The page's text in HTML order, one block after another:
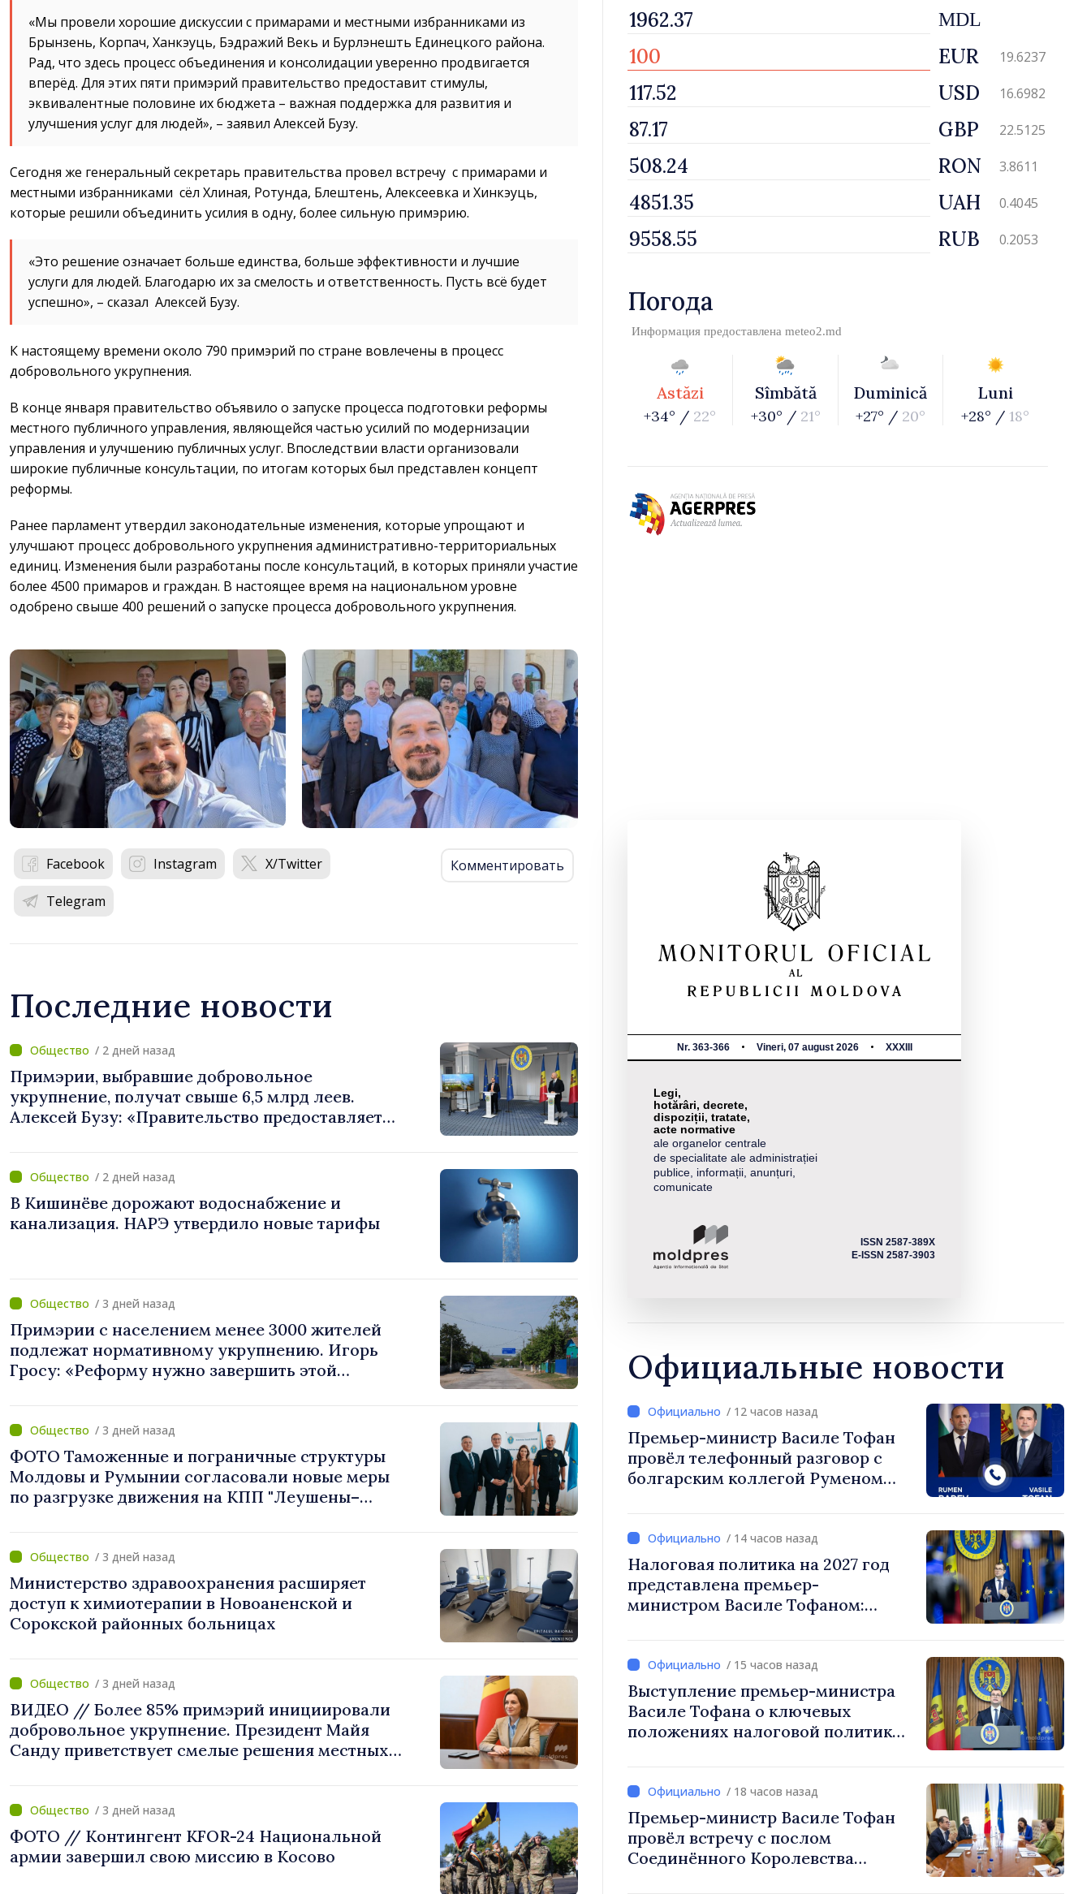
«Мы провели хорошие дискуссии с примарами и местными избранниками из
Брынзень, Корпач, Ханкэуць, Бэдражий Векь и Бурлэнешть Единецкого района.
Рад, что здесь процесс объединения и консолидации уверенно продвигается
вперёд. Для этих пяти примэрий правительство предоставит стимулы,
эквивалентные половине их бюджета – важная поддержка для развития и
улучшения услуг для людей», – заявил Алексей Бузу.
Сегодня же генеральный секретарь правительства провел встречу с примарами и
местными избранниками сёл Хлиная, Ротунда, Блештень, Алексеевка и Хинкэуць,
которые решили объединить усилия в одну, более сильную примэрию.
«Это решение означает больше единства, больше эффективности и лучшие
услуги для людей. Благодарю их за смелость и ответственность. Пусть всё будет
успешно», – сказал Алексей Бузу.
К настоящему времени около 790 примэрий по стране вовлечены в процесс
добровольного укрупнения.
В конце января правительство объявило о запуске процесса подготовки реформы
местного публичного управления, являющейся частью усилий по модернизации
управления и улучшению публичных услуг. Впоследствии власти организовали
широкие публичные консультации, по итогам которых был представлен концепт
реформы.
Ранее парламент утвердил законодательные изменения, которые упрощают и
улучшают процесс добровольного укрупнения административно-территориальных
единиц. Изменения были разработаны после консультаций, в которых приняли участие
более 4500 примаров и граждан. В настоящее время на национальном уровне
одобрено свыше 400 решений о запуске процесса добровольного укрупнения.
Facebook Instagram X/Twitter
Telegram
Комментировать
Последние новости
/ 2 дней назад
Примэрии, выбравшие добровольное
укрупнение, получат свыше 6,5 млрд леев.
Алексей Бузу: «Правительство предоставляет
инвестиционный пакет»
/ 2 дней назад
В Кишинёве дорожают водоснабжение и
канализация. НАРЭ утвердило новые тарифы
/ 3 дней назад
Примэрии с населением менее 3000 жителей
подлежат нормативному укрупнению. Игорь
Гросу: «Реформу нужно завершить этой
/ 3 дней назад
ФОТО Таможенные и пограничные структуры
Молдовы и Румынии согласовали новые меры
по разгрузке движения на КПП "Леушены–
/ 3 дней назад
Министерство здравоохранения расширяет
доступ к химиотерапии в Новоаненской и
Сорокской районных больницах
/ 3 дней назад
ВИДЕО // Более 85% примэрий инициировали
добровольное укрупнение. Президент Майя
Санду приветствует смелые решения местных
/ 3 дней назад
ФОТО // Контингент KFOR-24 Национальной
армии завершил свою миссию в Косово
MDL
EUR 19.6237
USD 16.6982
GBP 22.5125
RON 3.8611
UAH 0.4045
RUB 0.2053
Погода
Информация предоставлена meteo2.md
Astăzi
+34° / 22°
Sîmbătă
+30° / 21°
Duminică
+27° / 20°
Luni
+28° / 18°
Nr. 363-366 Vineri, 07 august 2026 XXXIII
Legi,
hotărâri, decrete,
dispoziții, tratate,
acte normative
ale organelor centrale
de specialitate ale administrației
publice, informații, anunțuri,
comunicate
ISSN 2587-389X
E-ISSN 2587-3903
Официальные новости
/ 12 часов назад
Премьер-министр Василе Тофан
провёл телефонный разговор с
болгарским коллегой Руменом
/ 14 часов назад
Налоговая политика на 2027 год
представлена премьер-
министром Василе Тофаном:
инвестиций и более справедливое
налогообложение
/ 15 часов назад
Выступление премьер-министра
Василе Тофана о ключевых
положениях налоговой политики
/ 18 часов назад
Премьер-министр Василе Тофан
провёл встречу с послом
Соединённого Королевства